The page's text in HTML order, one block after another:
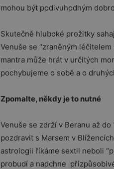
mohou být podivuhodným
Skutečně hluboké prožitky
Venuše se “zraněným
mantra může hrát v určitých
pochybujeme o sobě a o
Zpomalte, někdy je to nutné
Venuše se zdrží v Beranu až
pozdravit s Marsem v
astrologii říkáme sextil neboli
probudí a nadchne